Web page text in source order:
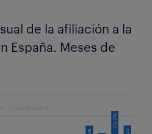
de la afiliación a la
España. Meses de